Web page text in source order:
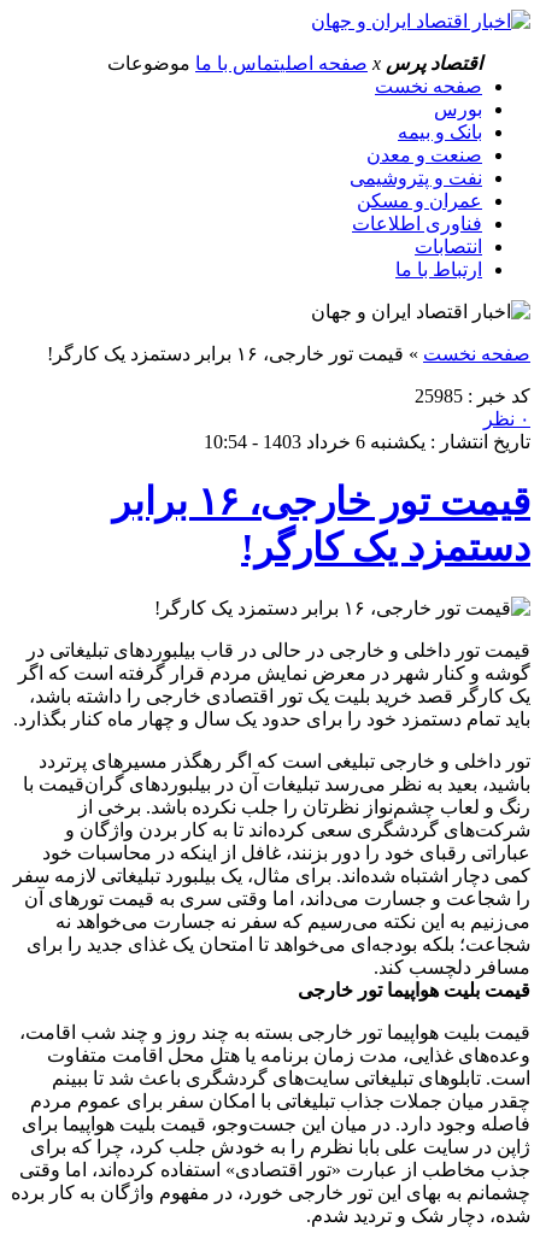
اقتصاد پرس x صفحه اصلیتماس با ما موضوعات
صفحه نخست
بورس
بانک و بیمه
صنعت و معدن
نفت و پتروشیمی
عمران و مسکن
فناوری اطلاعات
انتصابات
ارتباط با ما
صفحه نخست » قیمت تور خارجی، ۱۶ برابر دستمزد یک کارگر!
کد خبر : 25985
۰ نظر
تاریخ انتشار : یکشنبه 6 خرداد 1403 - 10:54
قیمت تور خارجی، ۱۶ برابر
دستمزد یک کارگر!
قیمت تور داخلی و خارجی در حالی در قاب بیلبوردهای تبلیغاتی در
گوشه و کنار شهر در معرض نمایش مردم قرار گرفته است که اگر
یک کارگر قصد خرید بلیت یک تور اقتصادی خارجی را داشته باشد،
باید تمام دستمزد خود را برای حدود یک سال و چهار ماه کنار بگذارد.
تور داخلی و خارجی تبلیغی است که اگر رهگذر مسیر‌های پرتردد
باشید، بعید به نظر می‌رسد تبلیغات آن در بیلبورد‌های گران‌قیمت با
رنگ و لعاب چشم‌نواز نظرتان را جلب نکرده باشد. برخی از
شرکت‌های گردشگری سعی کرده‌اند تا به کار بردن واژگان و
عباراتی رقبای خود را دور بزنند، غافل از اینکه در محاسبات خود
کمی دچار اشتباه شده‌اند. برای مثال، یک بیلبورد تبلیغاتی لازمه سفر
را شجاعت و جسارت می‌داند، اما وقتی سری به قیمت تور‌های آن
می‌زنیم به این نکته می‌رسیم که سفر نه جسارت می‌خواهد نه
شجاعت؛ بلکه بودجه‌ای می‌خواهد تا امتحان یک غذای جدید را برای
مسافر دلچسب کند.
قیمت بلیت هواپیما تور خارجی
قیمت بلیت هواپیما تور خارجی بسته به چند روز و چند شب اقامت،
وعده‌های غذایی، مدت زمان برنامه یا هتل محل اقامت متفاوت
است. تابلو‌های تبلیغاتی سایت‌های گردشگری باعث شد تا ببینم
چقدر میان جملات جذاب تبلیغاتی با امکان سفر برای عموم مردم
فاصله وجود دارد. در میان این جست‌وجو، قیمت بلیت هواپیما برای
ژاپن در سایت علی بابا نظرم را به خودش جلب کرد، چرا که برای
جذب مخاطب از عبارت «تور اقتصادی» استفاده کرده‌اند، اما وقتی
چشمانم به بهای این تور خارجی خورد، در مفهوم واژگان به کار برده
شده، دچار شک و تردید شدم.